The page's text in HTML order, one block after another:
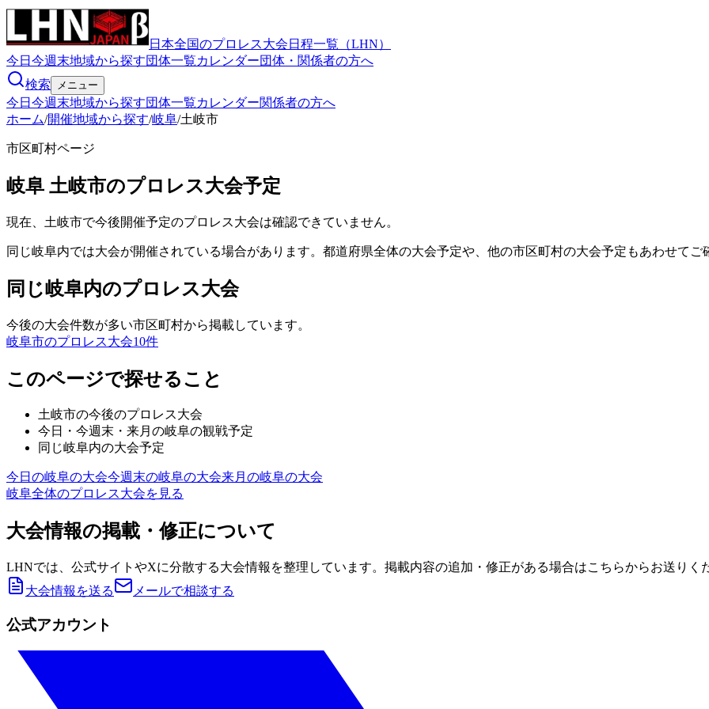
日本全国のプロレス大会日程一覧（LHN）
今日 今週末地域から探す団体一覧カレンダー団体・関係者の方へ
検索
メニュー
今日 今週末地域から探す団体一覧カレンダー関係者の方へ
ホーム/開催地域から探す/岐阜/土岐市
市区町村ページ
岐阜 土岐市のプロレス大会予定
現在、土岐市で今後開催予定のプロレス大会は確認できていません。
同じ岐阜内では大会が開催されている場合があります。都道府県全体の大会予定や、他の市区町村の大会予定もあわせてご
同じ岐阜内のプロレス大会
今後の大会件数が多い市区町村から掲載しています。
岐阜市のプロレス大会10件
このページで探せること
土岐市の今後のプロレス大会
今日・今週末・来月の岐阜の観戦予定
同じ岐阜内の大会予定
今日の岐阜の大会今週末の岐阜の大会来月の岐阜の大会
岐阜全体のプロレス大会を見る
大会情報の掲載・修正について
LHNでは、公式サイトやXに分散する大会情報を整理しています。掲載内容の追加・修正がある場合はこちらからお送りく
大会情報を送る
メールで相談する
公式アカウント